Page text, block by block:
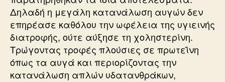
Δηλαδή η μεγάλη κατανάλωση αυγών δεν
επηρέασε καθόλου την ωφέλεια της υγιεινής
διατροφής, ούτε αύξησε τη χοληστερίνη.
Τρώγοντας τροφές πλούσιες σε πρωτεΐνη
όπως τα αυγά και περιορίζοντας την
κατανάλωση απλών υδατανθράκων,